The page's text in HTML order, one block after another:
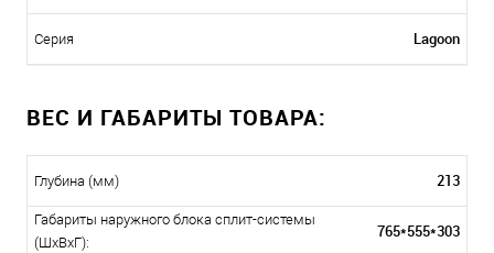
Серия Lagoon
ВЕС И ГАБАРИТЫ ТОВАРА:
Глубина (мм) 213
Габариты наружного блока сплит-системы
(ШxВxГ):
765*555*303